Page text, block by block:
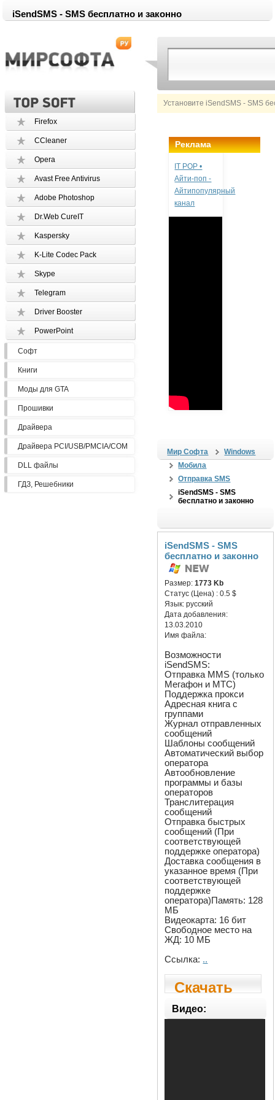
iSendSMS - SMS бесплатно и законно
Установите iSendSMS - SMS
Firefox
CCleaner
Opera
Avast Free Antivirus
Adobe Photoshop
Dr.Web CureIT
Kaspersky
K-Lite Codec Pack
Skype
Telegram
Driver Booster
PowerPoint
Софт
Книги
Моды для GTA
Прошивки
Драйвера
Драйвера PCI/USB/PMCIA/COM
DLL файлы
ГДЗ, Решебники
Реклама
IT POP •
Айти-поп -
Айтипопулярный
канал
Мир Софта
Windows
Мобила
Отправка SMS
iSendSMS - SMS
бесплатно и законно
iSendSMS - SMS
бесплатно и законно
Размер:1773 Kb
Статус (Цена) :0.5 $
Язык:русский
Дата добавления:
13.03.2010
Имя файла:
Возможности
iSendSMS:
Отправка MMS (только
Мегафон и МТС)
Поддержка прокси
Адресная книга с
группами
Журнал отправленных
сообщений
Шаблоны сообщений
Автоматический выбор
оператора
Автообновление
программы и базы
операторов
Транслитерация
сообщений
Отправка быстрых
сообщений (При
соответствующей
поддержке оператора)
Доставка сообщения в
указанное время (При
соответствующей
поддержке
оператора)Память: 128
МБ
Видеокарта: 16 бит
Свободное место на
ЖД: 10 МБ
Ссылка: ..
Скачать
iSendSMS
- SMS
Видео: